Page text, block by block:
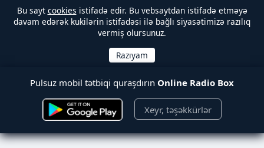
Bu sayt cookies istifadə edir. Bu vebsaytdan istifadə etməyə
davam edərək kukilərin istifadəsi ilə bağlı siyasətimizə razılıq
vermiş olursunuz.
Pulsuz mobil tətbiqi quraşdırın Online Radio Box
Xeyr, təşəkkürlər